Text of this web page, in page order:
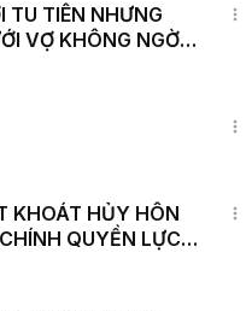
TU TIÊN NHƯNG
VỢ KHÔNG NGỜ
KHOÁT HỦY HÔN
QUYỀN LỰC